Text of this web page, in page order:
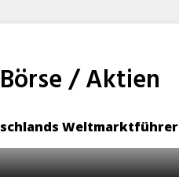
/ Aktien
Weltmarktführer